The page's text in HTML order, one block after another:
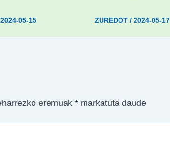
2024-05-15 ZUREDOT /2024-05-17
eremuak *markatuta daude